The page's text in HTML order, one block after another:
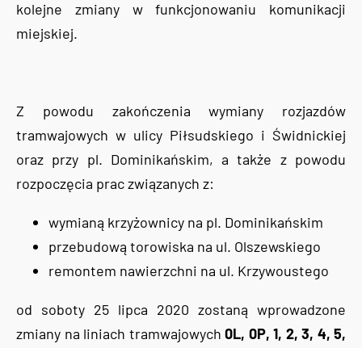
kolejne zmiany w funkcjonowaniu komunikacji
miejskiej.
Z powodu zakończenia wymiany rozjazdów
tramwajowych w ulicy Piłsudskiego i Świdnickiej
oraz przy pl. Dominikańskim, a także z powodu
rozpoczęcia prac związanych z:
wymianą krzyżownicy na pl. Dominikańskim
przebudową torowiska na ul. Olszewskiego
remontem nawierzchni na ul. Krzywoustego
od soboty 25 lipca 2020 zostaną wprowadzone
zmiany na liniach tramwajowych 0L, 0P, 1, 2, 3, 4, 5,